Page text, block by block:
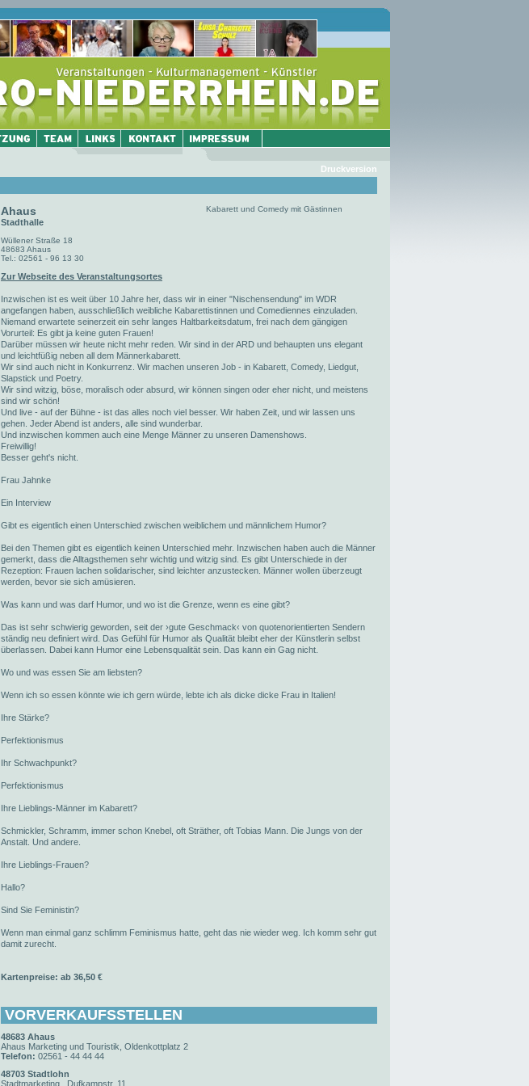
Druckversion
Ahaus
Stadthalle
Wüllener Straße 18
48683 Ahaus
Tel.: 02561 - 96 13 30
Zur Webseite des Veranstaltungsortes
Kabarett und Comedy mit Gästinnen
Inzwischen ist es weit über 10 Jahre her, dass wir in einer "Nischensendung" im WDR
angefangen haben, ausschließlich weibliche Kabarettistinnen und Comediennes einzuladen.
Niemand erwartete seinerzeit ein sehr langes Haltbarkeitsdatum, frei nach dem gängigen
Vorurteil: Es gibt ja keine guten Frauen!
Darüber müssen wir heute nicht mehr reden. Wir sind in der ARD und behaupten uns elegant
und leichtfüßig neben all dem Männerkabarett.
Wir sind auch nicht in Konkurrenz. Wir machen unseren Job - in Kabarett, Comedy, Liedgut,
Slapstick und Poetry.
Wir sind witzig, böse, moralisch oder absurd, wir können singen oder eher nicht, und meistens
sind wir schön!
Und live - auf der Bühne - ist das alles noch viel besser. Wir haben Zeit, und wir lassen uns
gehen. Jeder Abend ist anders, alle sind wunderbar.
Und inzwischen kommen auch eine Menge Männer zu unseren Damenshows.
Freiwillig!
Besser geht's nicht.
Frau Jahnke
Ein Interview
Gibt es eigentlich einen Unterschied zwischen weiblichem und männlichem Humor?
Bei den Themen gibt es eigentlich keinen Unterschied mehr. Inzwischen haben auch die Männer
gemerkt, dass die Alltagsthemen sehr wichtig und witzig sind. Es gibt Unterschiede in der
Rezeption: Frauen lachen solidarischer, sind leichter anzustecken. Männer wollen überzeugt
werden, bevor sie sich amüsieren.
Was kann und was darf Humor, und wo ist die Grenze, wenn es eine gibt?
Das ist sehr schwierig geworden, seit der ›gute Geschmack‹ von quotenorientierten Sendern
ständig neu definiert wird. Das Gefühl für Humor als Qualität bleibt eher der Künstlerin selbst
überlassen. Dabei kann Humor eine Lebensqualität sein. Das kann ein Gag nicht.
Wo und was essen Sie am liebsten?
Wenn ich so essen könnte wie ich gern würde, lebte ich als dicke dicke Frau in Italien!
Ihre Stärke?
Perfektionismus
Ihr Schwachpunkt?
Perfektionismus
Ihre Lieblings-Männer im Kabarett?
Schmickler, Schramm, immer schon Knebel, oft Sträther, oft Tobias Mann. Die Jungs von der
Anstalt. Und andere.
Ihre Lieblings-Frauen?
Hallo?
Sind Sie Feministin?
Wenn man einmal ganz schlimm Feminismus hatte, geht das nie wieder weg. Ich komm sehr gut
damit zurecht.
Kartenpreise: ab 36,50 €
VORVERKAUFSSTELLEN
48683 Ahaus
Ahaus Marketing und Touristik, Oldenkottplatz 2
Telefon: 02561 - 44 44 44
48703 Stadtlohn
Stadtmarketing , Dufkampstr. 11